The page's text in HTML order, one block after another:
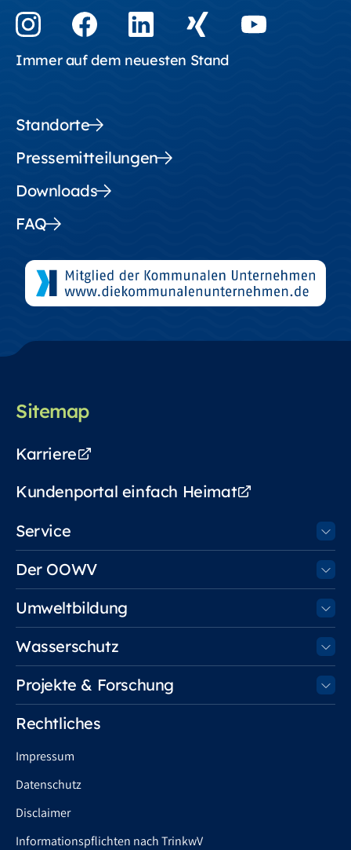
Immer auf dem neuesten Stand
Standorte
Pressemitteilungen
Downloads
FAQ
Sitemap
Service
Der OOWV
Umweltbildung
Wasserschutz
Projekte & Forschung
Rechtliches
Impressum
Datenschutz
Disclaimer
Informationspflichten nach TrinkwV
Karriere
Kundenportal einfach Heimat